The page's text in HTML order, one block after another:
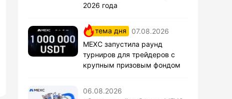
2026 года
тема дня
07.08.2026
MEXC запустила раунд
турниров для трейдеров с
крупным призовым фондом
06.08.2026